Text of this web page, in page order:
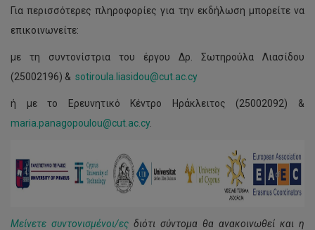
Για περισσότερες πληροφορίες για την εκδήλωση μπορείτε να
επικοινωνείτε:
με τη συντονίστρια του έργου Δρ. Σωτηρούλα Λιασίδου
(25002196) & sotiroula.liasidou@cut.ac.cy
ή με το Ερευνητικό Κέντρο Ηράκλειτος (25002092) &
maria.panagopoulou@cut.ac.cy.
Μείνετε συντονισμένοι/ες διότι σύντομα θα ανακοινωθεί και η